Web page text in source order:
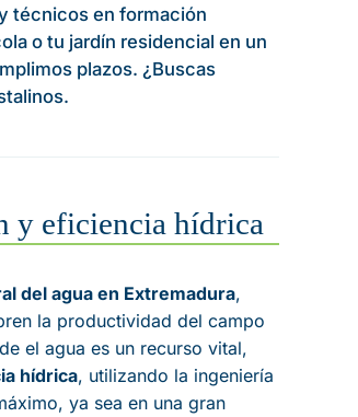
técnicos en formación
o tu jardín residencial en un
plazos. ¿Buscas
y eficiencia hídrica
del agua en Extremadura,
la productividad del campo
el agua es un recurso vital,
hídrica, utilizando la ingeniería
ya sea en una gran